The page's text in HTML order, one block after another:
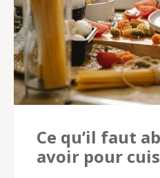
Ce qu’il faut
avoir pour